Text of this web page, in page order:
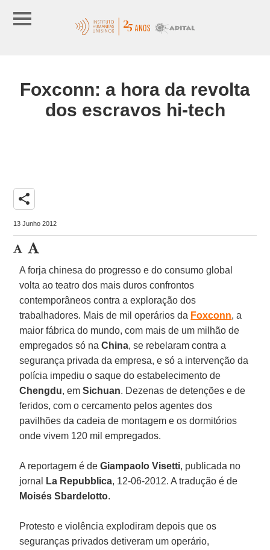
Foxconn: a hora da revolta
dos escravos hi-tech
share
13 Junho 2012
A forja chinesa do progresso e do consumo global
volta ao teatro dos mais duros confrontos
contemporâneos contra a exploração dos
trabalhadores. Mais de mil operários da Foxconn, a
maior fábrica do mundo, com mais de um milhão de
empregados só naChina, se rebelaram contra a
segurança privada da empresa, e só a intervenção da
polícia impediu o saque do estabelecimento de
Chengdu, emSichuan. Dezenas de detenções e de
feridos, com o cercamento pelos agentes dos
pavilhões da cadeia de montagem e os dormitórios
onde vivem 120 mil empregados.
A reportagem é deGiampaolo Visetti, publicada no
jornal
La Repubblica, 12-06-2012. A tradução é de
Moisés Sbardelotto.
Protesto e violência explodiram depois que os
seguranças privados detiveram um operário,